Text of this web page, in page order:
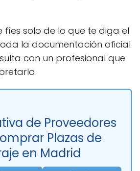
fíes solo de lo que te diga el
la documentación oficial
con un profesional que
de Proveedores
Plazas de
en Madrid